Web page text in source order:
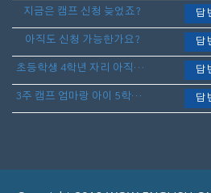
지금은 캠프 신청 늦었죠? 답
아직도 신청 가능한가요? 답
초등학생 4학년 자리 아직도 가능할까요? 답
3주 캠프 엄마랑 아이 5학년 아직 늦지 않았나요? 답